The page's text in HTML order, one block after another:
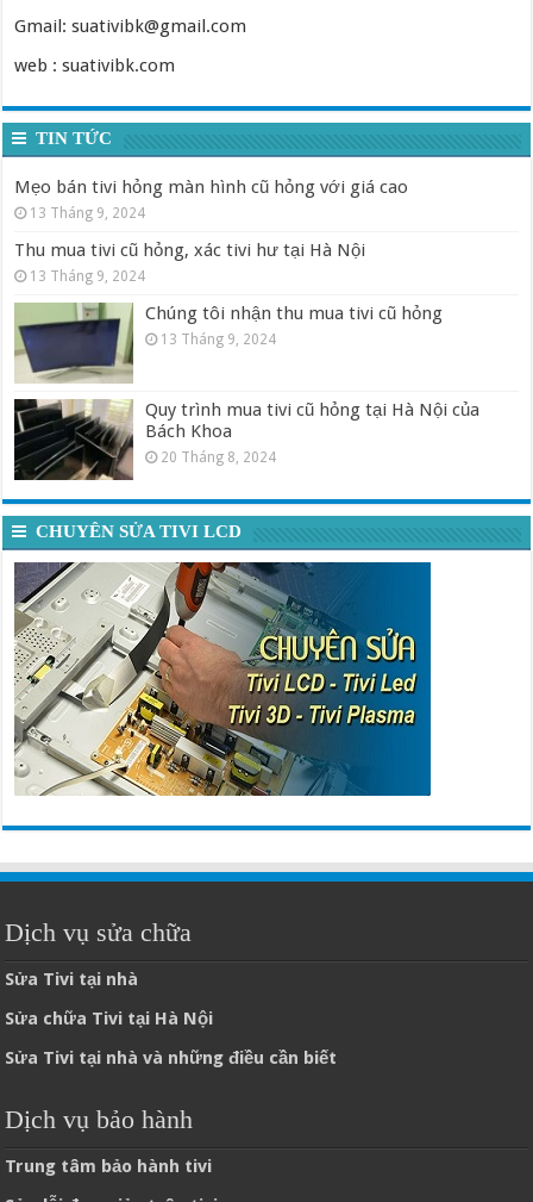
Gmail: suativibk@gmail.com
web : suativibk.com
TIN TỨC
Mẹo bán tivi hỏng màn hình cũ hỏng với giá cao
13 Tháng 9, 2024
Thu mua tivi cũ hỏng, xác tivi hư tại Hà Nội
13 Tháng 9, 2024
Chúng tôi nhận thu mua tivi cũ hỏng
13 Tháng 9, 2024
Quy trình mua tivi cũ hỏng tại Hà Nội của
Bách Khoa
20 Tháng 8, 2024
CHUYÊN SỬA TIVI LCD
Dịch vụ sửa chữa
Sửa Tivi tại nhà
Sửa chữa Tivi tại Hà Nội
Sửa Tivi tại nhà và những điều cần biết
Dịch vụ bảo hành
Trung tâm bảo hành tivi